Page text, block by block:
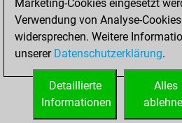
Türme auf der siebten
STARTSEITE
Marketing-Cookies eingesetzt
Verwendung von Analyse-
widersprechen. Weitere
unserer Datenschutzerklärung.
Alles
Detaillierte
Informationen